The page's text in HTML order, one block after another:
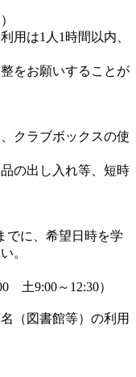
用は1人1時間以内、
をお願いすることが
クラブボックスの使
の出し入れ等、短時
に、希望日時を学
。
土9:00～12:30）
（図書館等）の利用